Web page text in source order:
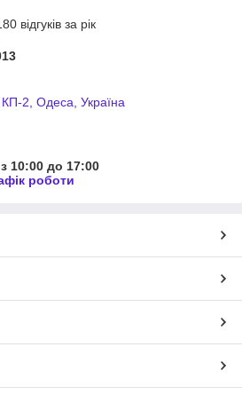
відгуків за рік
2, Одеса, Україна
10:00 до 17:00
роботи